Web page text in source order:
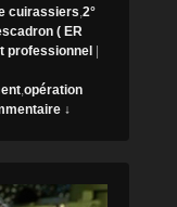
cuirassiers,2°
( ER
professionnel |
,opération
↓